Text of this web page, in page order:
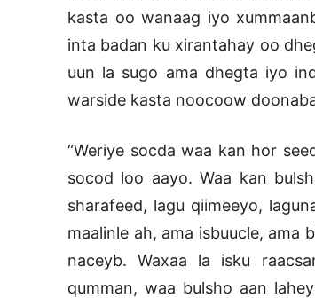
kasta oo wanaag iyo
inta badan ku xirantahay oo
uun la sugo ama dhegta iyo
warside kasta noocoow
“Weriye socda waa kan hor
socod loo aayo. Waa kan
sharafeed, lagu qiimeeyo,
maalinle ah, ama isbuucle, ama
naceyb. Waxaa la isku
qumman, waa bulsho aan